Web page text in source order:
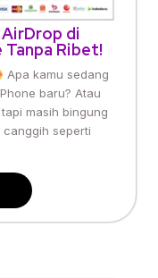
di
Ribet!
Apa kamu sedang
baru? Atau
masih bingung
seperti